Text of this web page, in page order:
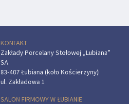
KONTAKT
Zakłady Porcelany Stołowej „Lubiana”
SA
83-407 Łubiana (koło Kościerzyny)
ul. Zakładowa 1
SALON FIRMOWY W ŁUBIANIE